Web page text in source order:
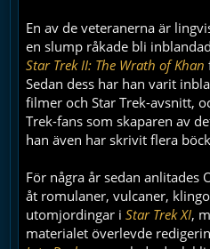
En av de veteranerna är
en slump råkade bli
Star Trek II: The Wrath of Khan
Sedan dess har han varit
filmer och Star Trek-avsnitt,
Trek-fans som skaparen av
han även har skrivit flera
För några år sedan anlitades
åt romulaner, vulcaner,
utomjordingar iStar Trek XI,
materialet överlevde